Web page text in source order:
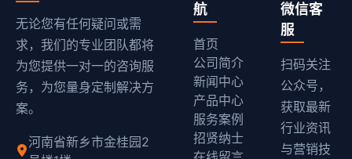
无论您有任何疑问或需
求，我们的专业团队都将
为您提供一对一的咨询服
务，为您量身定制解决方
案。
河南省新乡市金桂园2
航
首页
公司简介
新闻中心
产品中心
服务案例
招贤纳士
微信客
服
扫码关注
公众号，
获取最新
行业资讯
与营销技